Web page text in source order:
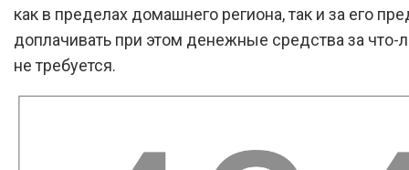
как в пределах домашнего региона, так и за его
доплачивать при этом денежные средства за что-
не требуется.